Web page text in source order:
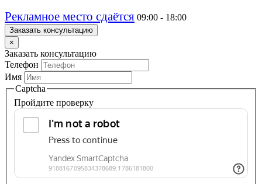
Рекламное место сдаётся 09:00 - 18:00
Заказать консультацию
×
Заказать консультацию
Телефон
Имя
Captcha
Пройдите проверку